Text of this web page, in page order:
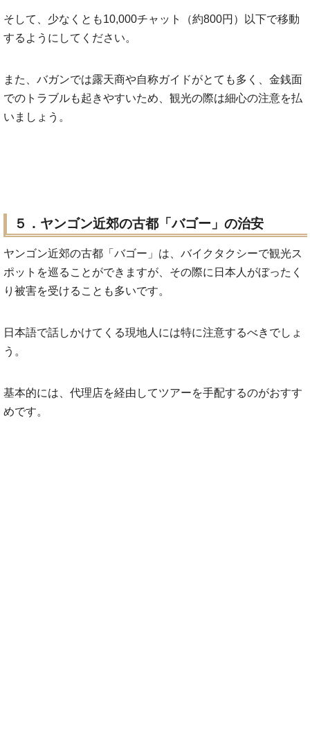
そして、少なくとも10,000チャット（約800円）以下で移動
するようにしてください。
また、バガンでは露天商や自称ガイドがとても多く、金銭面
でのトラブルも起きやすいため、観光の際は細心の注意を払
いましょう。
５．ヤンゴン近郊の古都「バゴー」の治安
ヤンゴン近郊の古都「バゴー」は、バイクタクシーで観光ス
ポットを巡ることができますが、その際に日本人がぼったく
り被害を受けることも多いです。
日本語で話しかけてくる現地人には特に注意するべきでしょ
う。
基本的には、代理店を経由してツアーを手配するのがおすす
めです。